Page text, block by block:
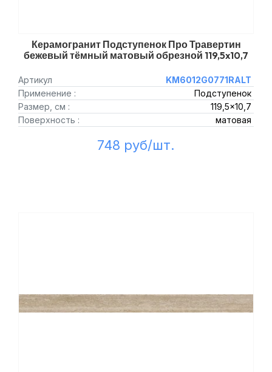
Керамогранит Подступенок Про Травертин
бежевый тёмный матовый обрезной 119,5x10,7
Артикул
KM6012G0771RALT
Применение :
Подступенок
Размер, см :
119,5x10,7
Поверхность :
матовая
748 руб/шт.